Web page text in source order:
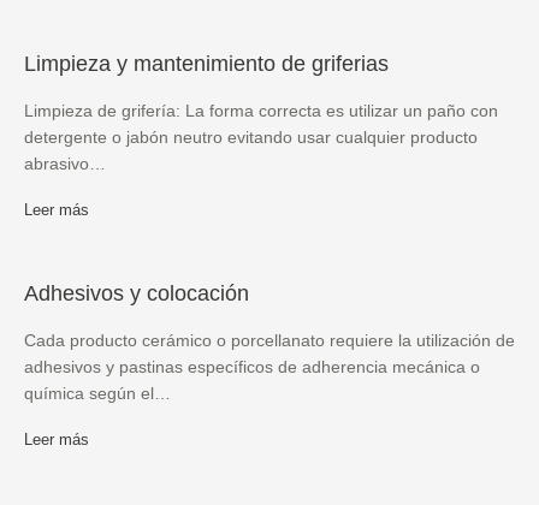
Limpieza y mantenimiento de griferias
Limpieza de grifería: La forma correcta es utilizar un paño con
detergente o jabón neutro evitando usar cualquier producto
abrasivo…
Leer más
Adhesivos y colocación
Cada producto cerámico o porcellanato requiere la utilización de
adhesivos y pastinas específicos de adherencia mecánica o
química según el…
Leer más